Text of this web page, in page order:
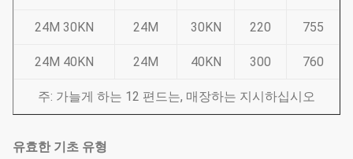
24M 30KN 24M 30KN 220 755
24M 40KN 24M 40KN 300 760
주: 가늘게 하는 12 편드는, 매장하는 지시하십시오
유효한 기초 유형